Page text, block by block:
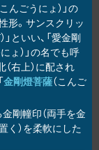
んごうにょ）」の
形。サンスクリッ
といい、「愛金剛
ょ）」の名でも呼
右上）に配され
金剛燈菩薩（こんご
剛幢印（両手を金
く）を柔軟にした